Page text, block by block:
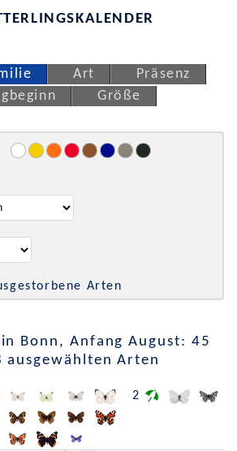
Art
Präsenz
Größe
Arten
Bonn, Anfang August: 45
ausgewählten Arten
2